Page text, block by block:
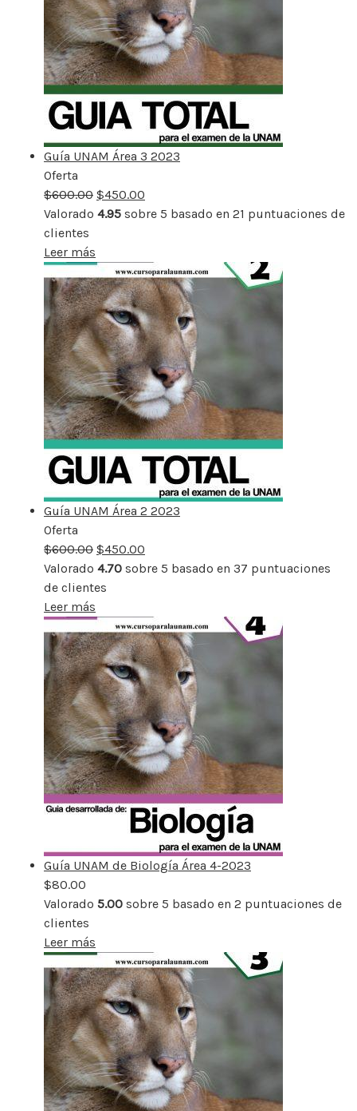
Guía UNAM Área 3 2023
Oferta
rebajado
$600.00 $450.00
Valorado 4.95 sobre 5 basado en 21 puntuaciones de
clientes
Leer más
Guía UNAM Área 2 2023
Oferta
rebajado
$600.00 $450.00
Valorado 4.70 sobre 5 basado en 37 puntuaciones
de clientes
Leer más
Guía UNAM de Biología Área 4-2023
$80.00
Valorado 5.00 sobre 5 basado en 2 puntuaciones de
clientes
Leer más